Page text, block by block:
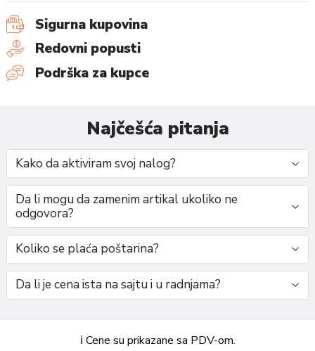
Sigurna kupovina
Redovni popusti
Podrška za kupce
Najčešća pitanja
Kako da aktiviram svoj nalog?
Da li mogu da zamenim artikal ukoliko ne
odgovora?
Koliko se plaća poštarina?
Da li je cena ista na sajtu i u radnjama?
ℹ️ Cene su prikazane sa PDV-om.